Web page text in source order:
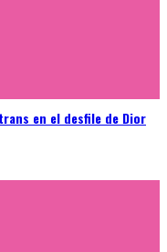
en el desfile de Dior